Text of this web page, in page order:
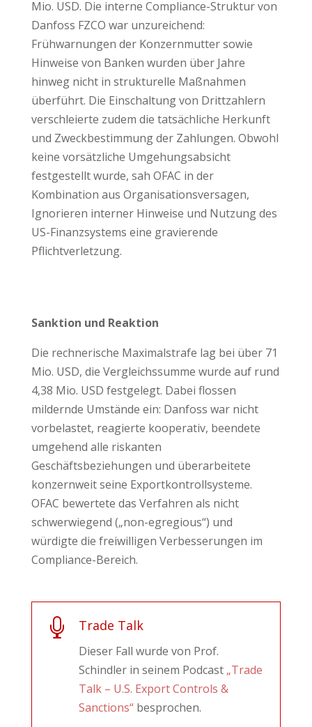
Mio. USD. Die interne Compliance-Struktur von
Danfoss FZCO war unzureichend:
Frühwarnungen der Konzernmutter sowie
Hinweise von Banken wurden über Jahre
hinweg nicht in strukturelle Maßnahmen
überführt. Die Einschaltung von Drittzahlern
verschleierte zudem die tatsächliche Herkunft
und Zweckbestimmung der Zahlungen. Obwohl
keine vorsätzliche Umgehungsabsicht
festgestellt wurde, sah OFAC in der
Kombination aus Organisationsversagen,
Ignorieren interner Hinweise und Nutzung des
US-Finanzsystems eine gravierende
Pflichtverletzung.
Sanktion und Reaktion
Die rechnerische Maximalstrafe lag bei über 71
Mio. USD, die Vergleichssumme wurde auf rund
4,38 Mio. USD festgelegt. Dabei flossen
mildernde Umstände ein: Danfoss war nicht
vorbelastet, reagierte kooperativ, beendete
umgehend alle riskanten
Geschäftsbeziehungen und überarbeitete
konzernweit seine Exportkontrollsysteme.
OFAC bewertete das Verfahren als nicht
schwerwiegend („non-egregious“) und
würdigte die freiwilligen Verbesserungen im
Compliance-Bereich.
 Trade Talk
Dieser Fall wurde von Prof.
Schindler in seinem Podcast „Trade
Talk – U.S. Export Controls &
Sanctions“besprochen.